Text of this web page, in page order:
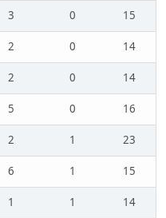
3 0
15
2 0
14
2 0
14
5 0
16
2 1
23
6 1
15
1 1
14